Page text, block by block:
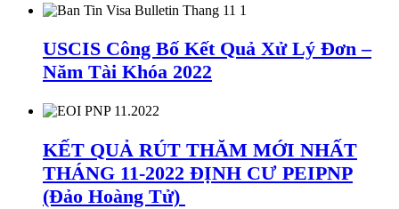
USCIS Công Bố Kết Quả Xử Lý Đơn –
Năm Tài Khóa 2022
KẾT QUẢ RÚT THĂM MỚI NHẤT
THÁNG 11-2022 ĐỊNH CƯ PEIPNP
(Đảo Hoàng Tử)